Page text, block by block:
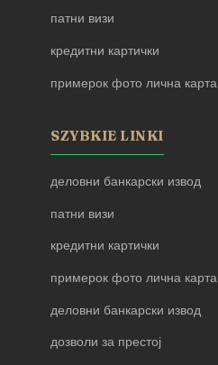
патни визи
кредитни картички
примерок фото лична карта
SZYBKIE LINKI
деловни банкарски извод
патни визи
кредитни картички
примерок фото лична карта
деловни банкарски извод
дозволи за престој